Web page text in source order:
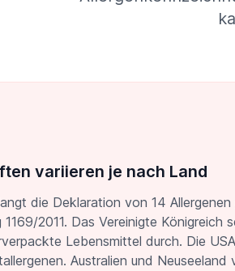
variieren je nach Land
die Deklaration von 14 Allergenen
1169/2011. Das Vereinigte Königreich
Lebensmittel durch. Die
Australien und Neuseeland